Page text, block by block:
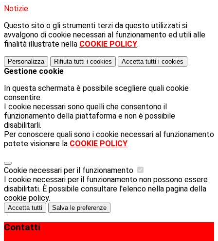
Notizie
Questo sito o gli strumenti terzi da questo utilizzati si
avvalgono di cookie necessari al funzionamento ed utili alle
finalità illustrate nella COOKIE POLICY.
Personalizza Rifiuta tutti i cookies Accetta tutti i cookies
Gestione cookie
In questa schermata è possibile scegliere quali cookie
consentire.
I cookie necessari sono quelli che consentono il
funzionamento della piattaforma e non è possibile
disabilitarli.
Per conoscere quali sono i cookie necessari al funzionamento
potete visionare la COOKIE POLICY.
Cookie necessari per il funzionamento
I cookie necessari per il funzionamento non possono essere
disabilitati. È possibile consultare l'elenco nella pagina della
cookie policy.
Accetta tutti Salva le preferenze
Contatti